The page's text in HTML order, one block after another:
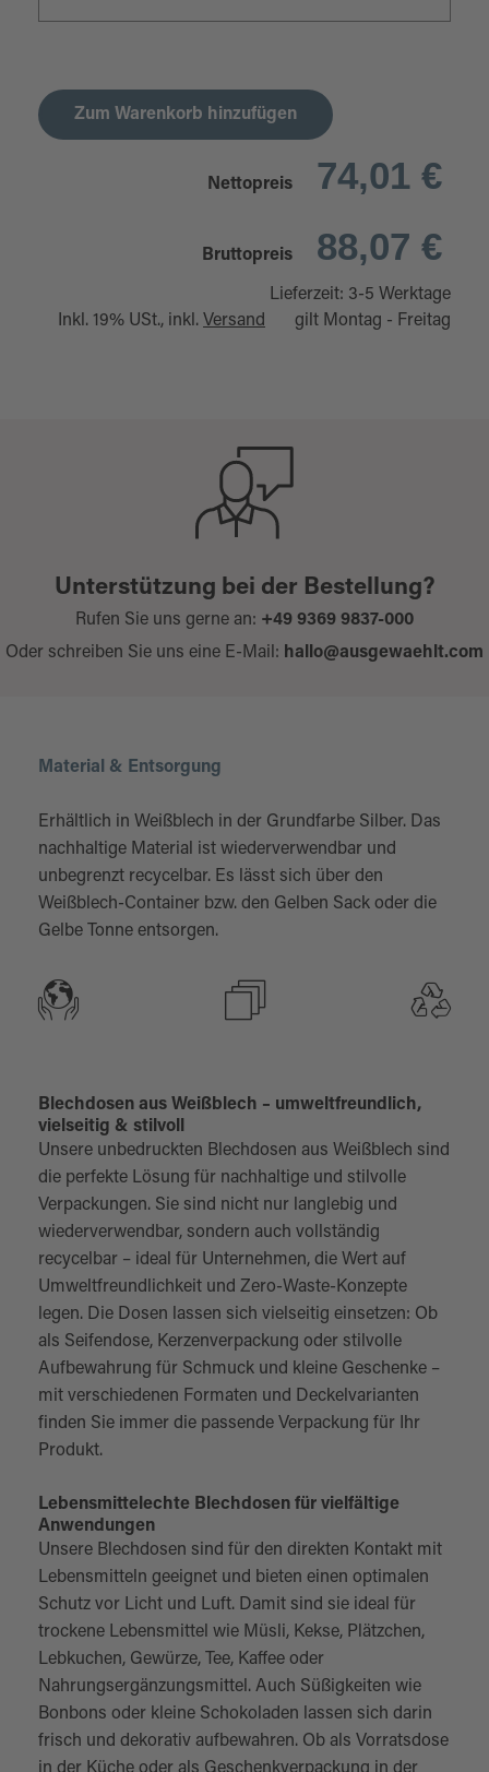
Zum Warenkorb hinzufügen
Nettopreis 74,01 €
Bruttopreis 88,07 €
Inkl. 19% USt., inkl. Versand
Lieferzeit: 3-5 Werktage
gilt Montag - Freitag
Unterstützung bei der Bestellung?
Rufen Sie uns gerne an: +49 9369 9837-000
Oder schreiben Sie uns eine E-Mail: hallo@ausgewaehlt.com
Material & Entsorgung
Erhältlich in Weißblech in der Grundfarbe Silber. Das
nachhaltige Material ist wiederverwendbar und
unbegrenzt recycelbar. Es lässt sich über den
Weißblech-Container bzw. den Gelben Sack oder die
Gelbe Tonne entsorgen.
Blechdosen aus Weißblech – umweltfreundlich,
vielseitig & stilvoll
Unsere unbedruckten Blechdosen aus Weißblech sind
die perfekte Lösung für nachhaltige und stilvolle
Verpackungen. Sie sind nicht nur langlebig und
wiederverwendbar, sondern auch vollständig
recycelbar – ideal für Unternehmen, die Wert auf
Umweltfreundlichkeit und Zero-Waste-Konzepte
legen. Die Dosen lassen sich vielseitig einsetzen: Ob
als Seifendose, Kerzenverpackung oder stilvolle
Aufbewahrung für Schmuck und kleine Geschenke –
mit verschiedenen Formaten und Deckelvarianten
finden Sie immer die passende Verpackung für Ihr
Produkt.
Lebensmittelechte Blechdosen für vielfältige
Anwendungen
Unsere Blechdosen sind für den direkten Kontakt mit
Lebensmitteln geeignet und bieten einen optimalen
Schutz vor Licht und Luft. Damit sind sie ideal für
trockene Lebensmittel wie Müsli, Kekse, Plätzchen,
Lebkuchen, Gewürze, Tee, Kaffee oder
Nahrungsergänzungsmittel. Auch Süßigkeiten wie
Bonbons oder kleine Schokoladen lassen sich darin
frisch und dekorativ aufbewahren. Ob als Vorratsdose